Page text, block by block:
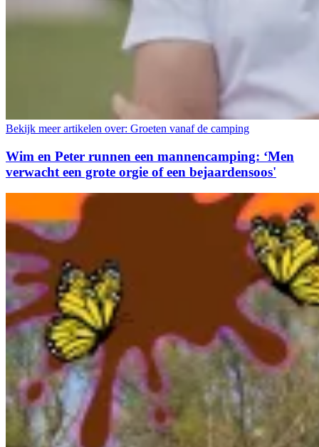
Bekijk meer artikelen over: Groeten vanaf de camping
Wim en Peter runnen een mannencamping: ‘Men
verwacht een grote orgie of een bejaardensoos'